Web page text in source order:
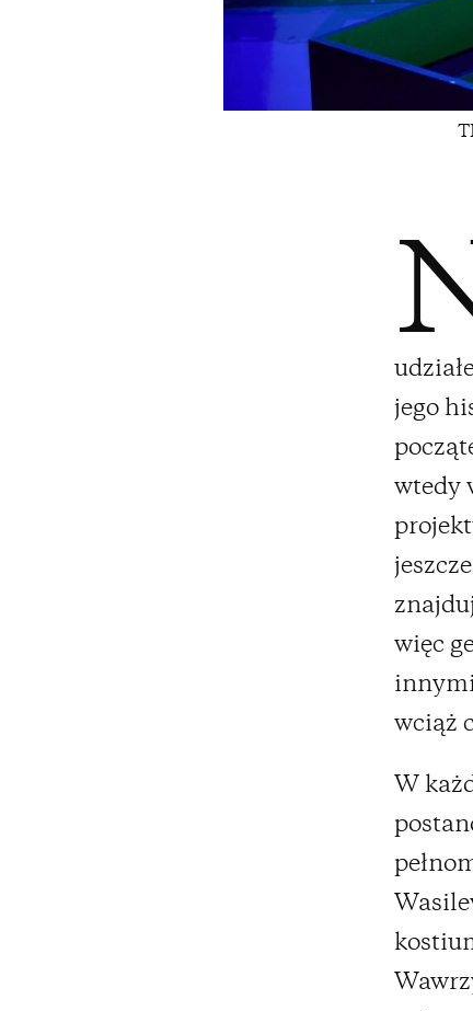
jego
wtedy
więc
wciąż
W